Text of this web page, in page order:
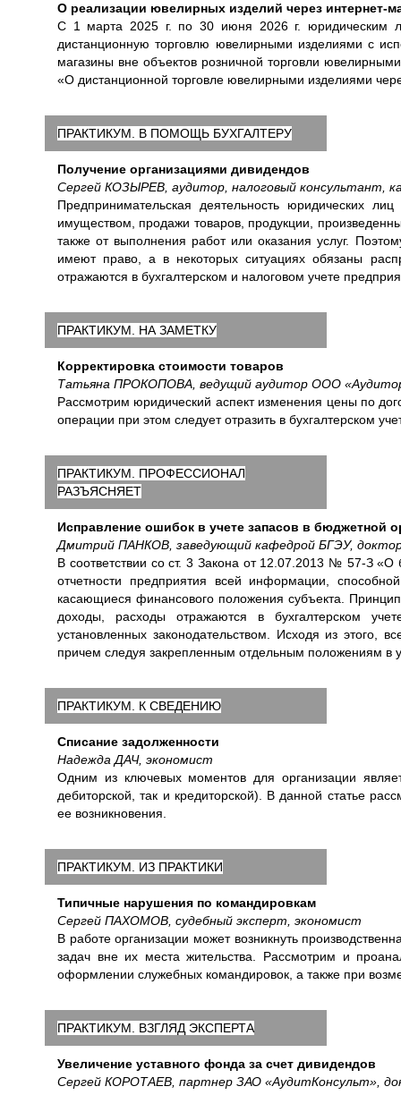
О реализации ювелирных изделий через интернет-
С 1 марта 2025 г. по 30 июня 2026 г. юридическим
дистанционную торговлю ювелирными изделиями с
магазины вне объектов розничной торговли
«О дистанционной торговле ювелирными изделиями
ПРАКТИКУМ. В ПОМОЩЬ БУХГАЛТЕРУ
Получение организациями дивидендов
Сергей КОЗЫРЕВ, аудитор, налоговый консультант,
Предпринимательская деятельность юридических
имуществом, продажи товаров, продукции,
также от выполнения работ или оказания услуг.
имеют право, а в некоторых ситуациях обязаны
отражаются в бухгалтерском и налоговом учете
ПРАКТИКУМ. НА ЗАМЕТКУ
Корректировка стоимости товаров
Татьяна ПРОКОПОВА, ведущий аудитор ООО
Рассмотрим юридический аспект изменения цены по
операции при этом следует отразить в бухгалтерском
ПРАКТИКУМ. ПРОФЕССИОНАЛ
РАЗЪЯСНЯЕТ
Исправление ошибок в учете запасов в бюджетной
Дмитрий ПАНКОВ, заведующий кафедрой БГЭУ, доктор
В соответствии со ст. 3 Закона от 12.07.2013 № 57-З «О
отчетности предприятия всей информации,
касающиеся финансового положения субъекта. Принцип
доходы, расходы отражаются в бухгалтерском
установленных законодательством. Исходя из этого,
причем следуя закрепленным отдельным положениям в
ПРАКТИКУМ. К СВЕДЕНИЮ
Списание задолженности
Надежда ДАЧ, экономист
Одним из ключевых моментов для организации
дебиторской, так и кредиторской). В данной статье
ее возникновения.
ПРАКТИКУМ. ИЗ ПРАКТИКИ
Типичные нарушения по командировкам
Сергей ПАХОМОВ, судебный эксперт, экономист
В работе организации может возникнуть
задач вне их места жительства. Рассмотрим и
оформлении служебных командировок, а также при
ПРАКТИКУМ. ВЗГЛЯД ЭКСПЕРТА
Увеличение уставного фонда за счет дивидендов
Сергей КОРОТАЕВ, партнер ЗАО «АудитКонсульт»,